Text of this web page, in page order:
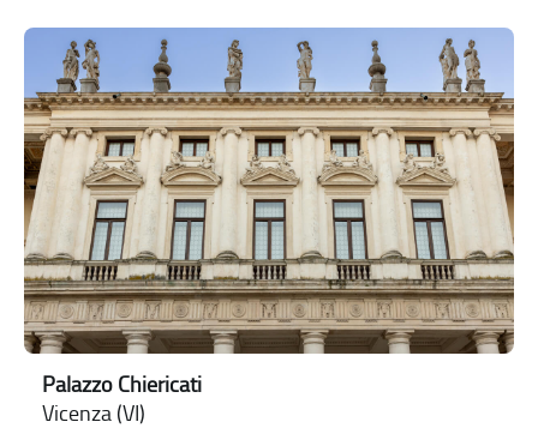
Palazzo Chiericati
Vicenza (VI)